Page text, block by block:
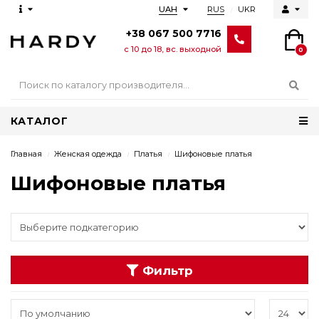
RUS UKR
UAH
+38 067 500 7716
с 10 до 18, вс. выходной 0
КАТАЛОГ
Главная Женская одежда Платья Шифоновые платья
Шифоновые платья
Фильтр